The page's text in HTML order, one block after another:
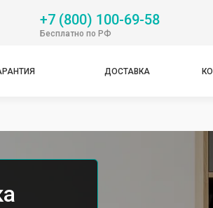
+7 (800) 100-69-58
Бесплатно по РФ
ДОСТАВКА